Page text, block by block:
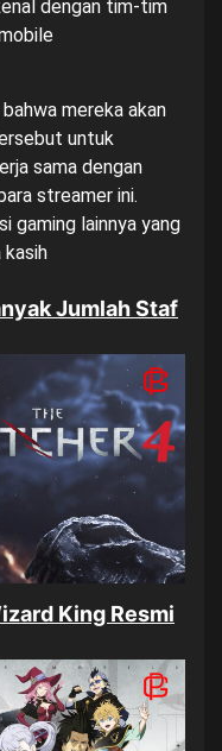
dengan tim-tim
mereka akan
untuk
sama dengan
streamer ini.
gaming lainnya yang
kasih
Jumlah Staf
King Resmi